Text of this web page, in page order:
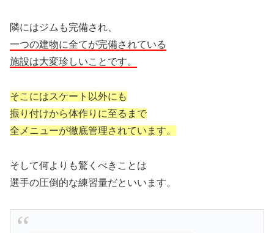
隣にはジムも完備され、
一つの建物に全てが完備されている
施設は大変珍しいことです。
そこにはスケート以外にも
振り付けから体作りに至るまで
全メニューが徹底管理されています。
そして何よりも驚くべきことは
選手の圧倒的な練習量だといいます。